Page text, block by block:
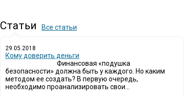
Статьи Все статьи
29.05.2018
Кому доверить деньги
Финансовая «подушка
безопасности» должна быть у каждого. Но каким
методом ее создать? В первую очередь,
необходимо проанализировать свои...